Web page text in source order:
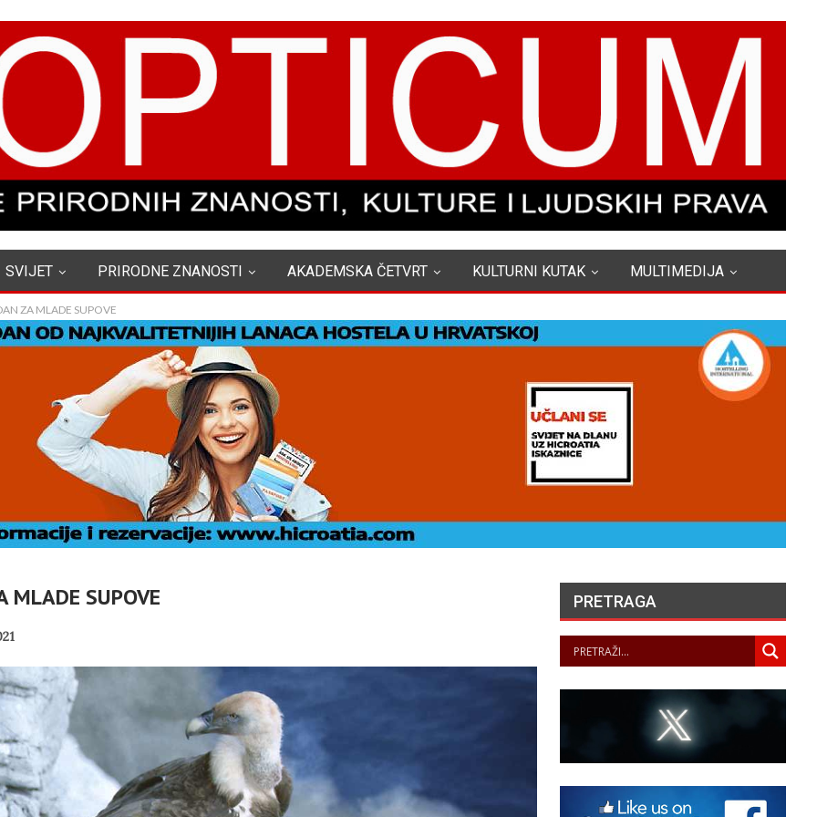
SVIJET PRIRODNE ZNANOSTI AKADEMSKA ČETVRT KULTURNI KUTAK MULTIMEDIJA
ZA MLADE SUPOVE
MLADE SUPOVE
ZAŠTO
04/08/2026
RH
HRVATSKA POVIJEST
POD KONTROLOM
SRPSKE POLITIKE
PANOPTICUM 01/08/2026
MIROVINE IZ DRUGOG
LA JUSTICE SAISIE
PRETRAGA